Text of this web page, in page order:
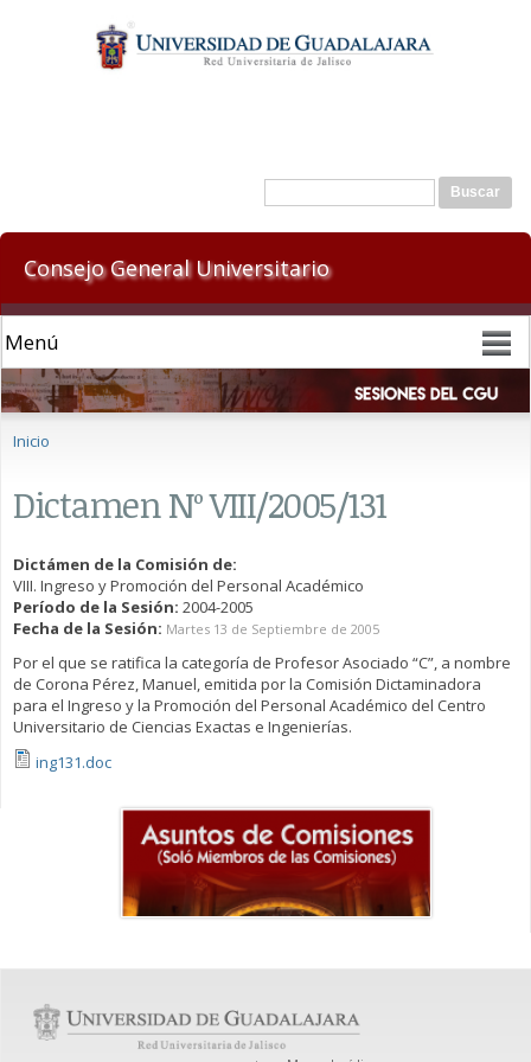
contenido
principal
Formulario de búsqueda
Buscar
Consejo General Universitario
Inicio
Dictamen Nº VIII/2005/131
Dictámen de la Comisión de:
VIII. Ingreso y Promoción del Personal Académico
Período de la Sesión: 2004-2005
Fecha de la Sesión: Martes 13 de Septiembre de 2005
Por el que se ratifica la categoría de Profesor Asociado “C”, a nombre
de Corona Pérez, Manuel, emitida por la Comisión Dictaminadora
para el Ingreso y la Promoción del Personal Académico del Centro
Universitario de Ciencias Exactas e Ingenierías.
ing131.doc